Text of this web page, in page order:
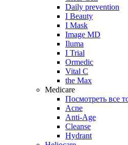
Daily prevention
I Beauty
I Mask
Image MD
Iluma
I Trial
Ormedic
Vital C
the Max
Medicare
Посмотреть все
Acne
Anti‑Age
Cleanse
Hydrant